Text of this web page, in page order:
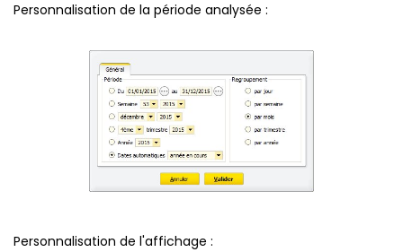
Personnalisation de la période analysée :
Personnalisation de l'affichage :